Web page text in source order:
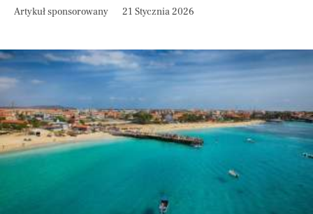
Artykuł sponsorowany 21 Stycznia 2026